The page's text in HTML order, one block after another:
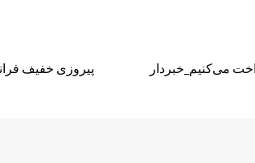
می‌کنیم_خبردار
پیروزی خفیف